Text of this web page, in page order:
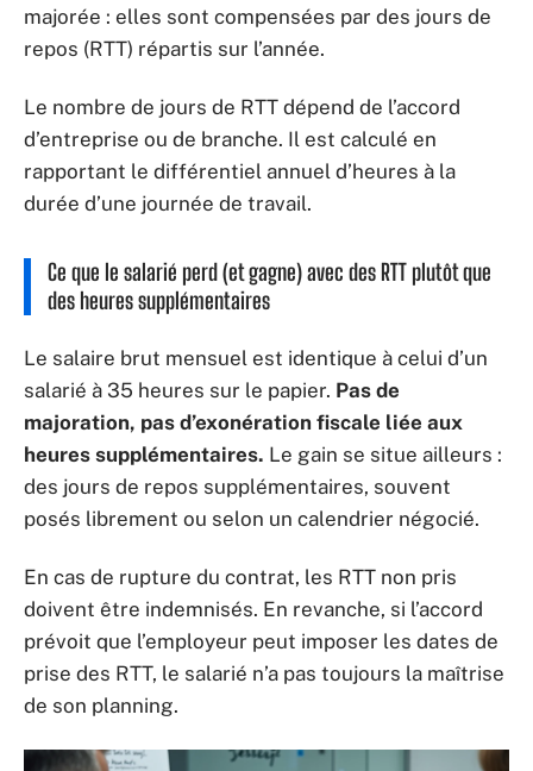
majorée : elles sont compensées par des jours de
repos (RTT) répartis sur l’année.
Le nombre de jours de RTT dépend de l’accord
d’entreprise ou de branche. Il est calculé en
rapportant le différentiel annuel d’heures à la
durée d’une journée de travail.
Ce que le salarié perd (et gagne) avec des RTT plutôt que
des heures supplémentaires
Le salaire brut mensuel est identique à celui d’un
salarié à 35 heures sur le papier. Pas de
majoration, pas d’exonération fiscale liée aux
heures supplémentaires. Le gain se situe ailleurs :
des jours de repos supplémentaires, souvent
posés librement ou selon un calendrier négocié.
En cas de rupture du contrat, les RTT non pris
doivent être indemnisés. En revanche, si l’accord
prévoit que l’employeur peut imposer les dates de
prise des RTT, le salarié n’a pas toujours la maîtrise
de son planning.